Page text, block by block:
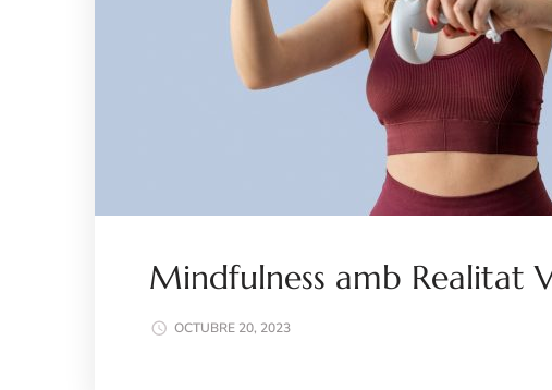
Mindfulness amb Realitat
OCTUBRE 20, 2023